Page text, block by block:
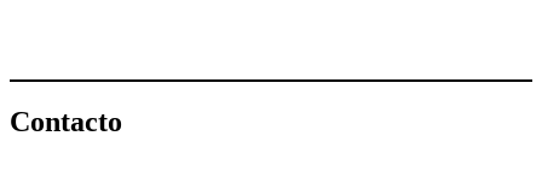
Contacto